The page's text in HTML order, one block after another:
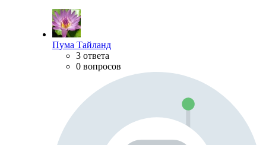
Пума Тайланд
3 ответа
0 вопросов